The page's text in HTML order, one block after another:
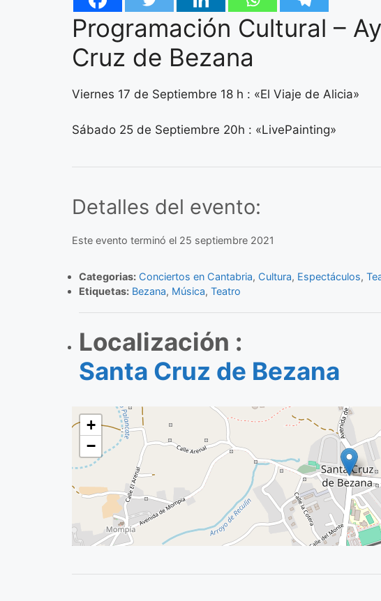
Programación Cultural –
Cruz de Bezana
Viernes 17 de Septiembre 18 h : «El Viaje de Alicia»
Sábado 25 de Septiembre 20h : «LivePainting»
Detalles del evento:
Este evento terminó el 25 septiembre 2021
Categorias: Conciertos en Cantabria, Cultura, Espectáculos,
Etiquetas: Bezana, Música, Teatro
Localización :
Santa Cruz de Bezana
+
−